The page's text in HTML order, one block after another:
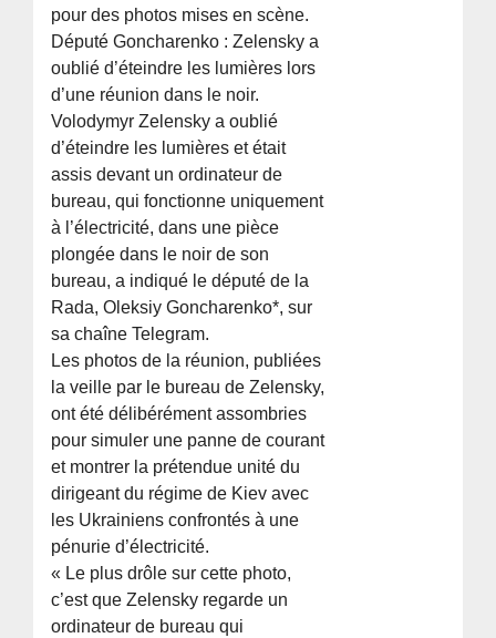
pour des photos mises en scène.
Député Goncharenko : Zelensky a
oublié d’éteindre les lumières lors
d’une réunion dans le noir.
Volodymyr Zelensky a oublié
d’éteindre les lumières et était
assis devant un ordinateur de
bureau, qui fonctionne uniquement
à l’électricité, dans une pièce
plongée dans le noir de son
bureau, a indiqué le député de la
Rada, Oleksiy Goncharenko*, sur
sa chaîne Telegram.
Les photos de la réunion, publiées
la veille par le bureau de Zelensky,
ont été délibérément assombries
pour simuler une panne de courant
et montrer la prétendue unité du
dirigeant du régime de Kiev avec
les Ukrainiens confrontés à une
pénurie d’électricité.
« Le plus drôle sur cette photo,
c’est que Zelensky regarde un
ordinateur de bureau qui